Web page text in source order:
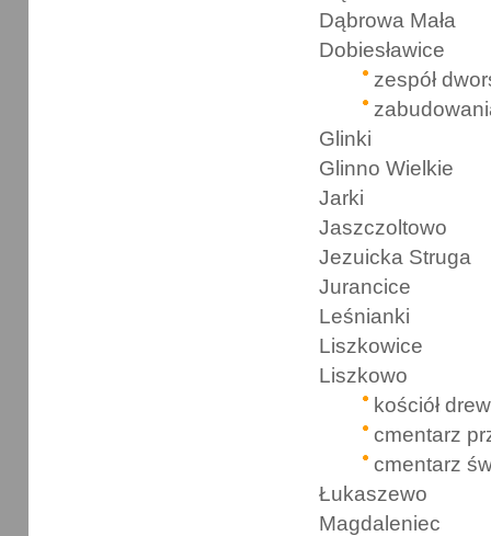
Dąbrowa Mała
Dobiesławice
zespół
Glinki
Glinno Wielkie
Jarki
Jaszczoltowo
Jezuicka Struga
Jurancice
Leśnianki
Liszkowice
Liszkowo
kościół
cmentarz
cmentarz
Łukaszewo
Magdaleniec